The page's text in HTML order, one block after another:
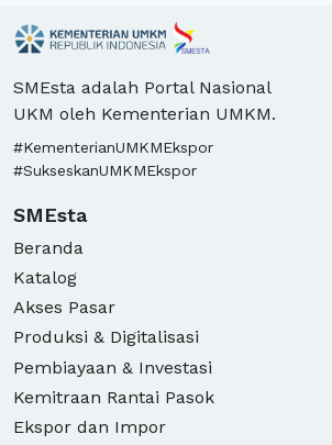
SMEsta adalah Portal Nasional
UKM oleh Kementerian UMKM.
#KementerianUMKMEkspor
#SukseskanUMKMEkspor
SMEsta
Beranda
Katalog
Akses Pasar
Produksi & Digitalisasi
Pembiayaan & Investasi
Kemitraan Rantai Pasok
Ekspor dan Impor